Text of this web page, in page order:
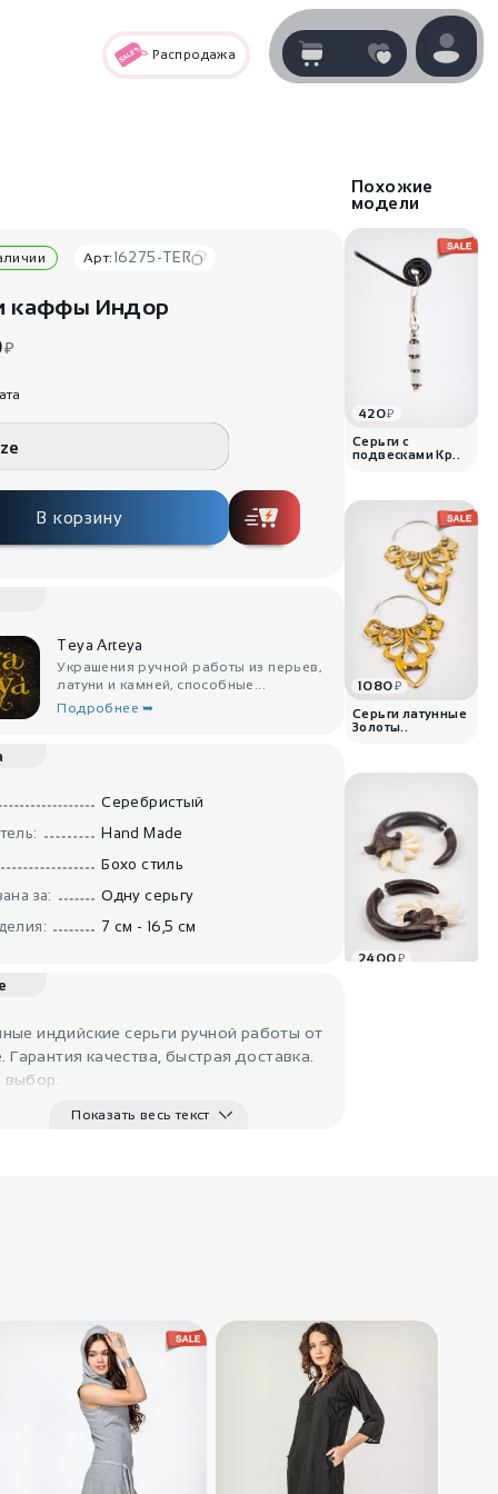
Распродажа
Корзина покупок пуста..
Арт: 16275-TER
каффы Индор
₽
В корзину
Teya Arteya
Украшения ручной работы из перьев,
латуни и камней, способные...
Подробнее ➥
Серебристый
Hand Made
Бохо стиль
за:
Одну серьгу
7 см - 16,5 см
индийские серьги ручной работы от
Гарантия качества, быстрая доставка.
выбор.
Показать весь текст
Похожие
модели
420₽
Серьги с
подвесками Кр..
1080₽
Серьги латунные
Золоты..
2400₽